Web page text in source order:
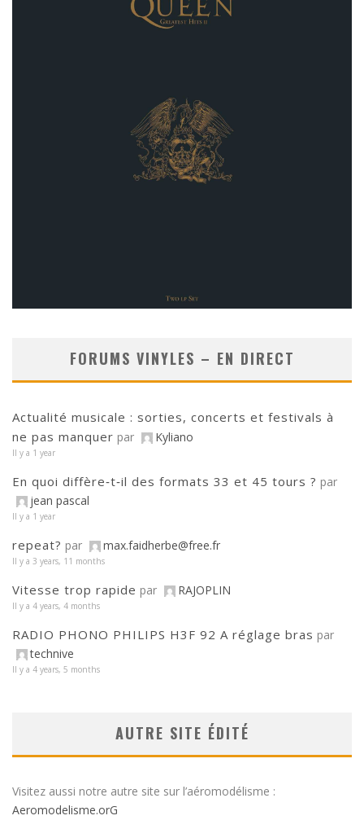
FORUMS VINYLES – EN DIRECT
Actualité musicale : sorties, concerts et festivals à
ne pas manquer par Kyliano
Il y a 1 year
En quoi diffère‑t‑il des formats 33 et 45 tours ? par
jean pascal
Il y a 1 year
repeat? par max.faidherbe@free.fr
Il y a 3 years, 11 months
Vitesse trop rapide par RAJOPLIN
Il y a 4 years, 4 months
RADIO PHONO PHILIPS H3F 92 A réglage bras par
technive
Il y a 4 years, 5 months
AUTRE SITE ÉDITÉ
Visitez aussi notre autre site sur l’aéromodélisme :
Aeromodelisme.orG